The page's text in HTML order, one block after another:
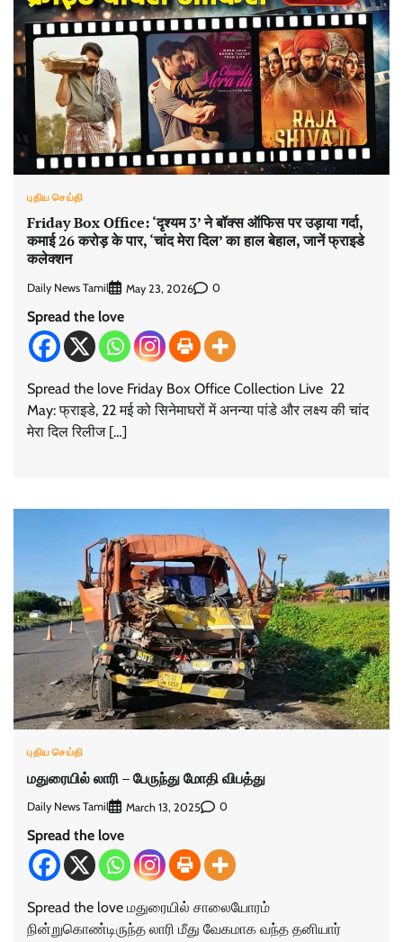
புதிய செய்தி
Friday Box Office: ‘दृश्यम 3’ ने बॉक्स ऑफिस पर उड़ाया गर्दा,
कमाई 26 करोड़ के पार, ‘चांद मेरा दिल’ का हाल बेहाल, जानें फ्राइडे
कलेक्शन
Daily News Tamil May 23, 2026 0
Spread the love
Spread the love Friday Box Office Collection Live 22
May: फ्राइडे, 22 मई को सिनेमाघरों में अनन्या पांडे और लक्ष्य की चांद
मेरा दिल रिलीज […]
புதிய செய்தி
மதுரையில் லாரி – பேருந்து மோதி விபத்து
Daily News Tamil March 13, 2025 0
Spread the love
Spread the love மதுரையில் சாலையோரம்
நின்றுகொண்டிருந்த லாரி மீது வேகமாக வந்த தனியார்